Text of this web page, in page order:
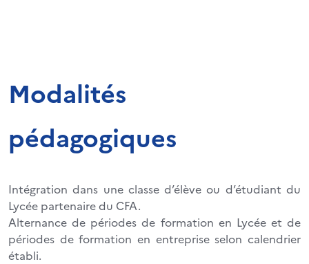
Modalités
pédagogiques
Intégration dans une classe d’élève ou d’étudiant du
Lycée partenaire du CFA.
Alternance de périodes de formation en Lycée et de
périodes de formation en entreprise selon calendrier
établi.